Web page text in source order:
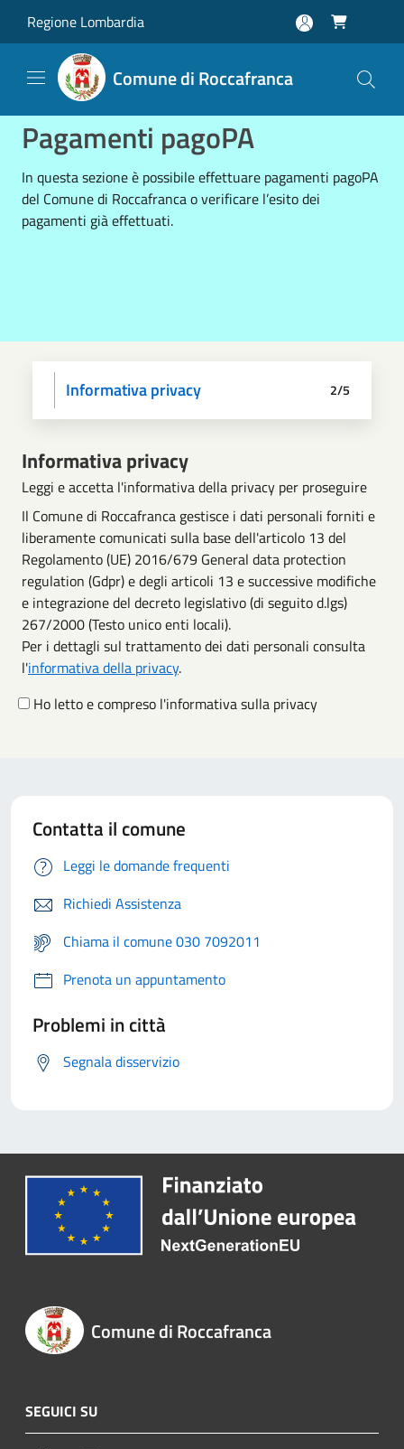
Regione Lombardia 
Comune di Roccafranca
Pagamenti pagoPA
In questa sezione è possibile effettuare pagamenti pagoPA
del Comune di Roccafranca o verificare l’esito dei
pagamenti già effettuati.
Scegli operazione
Informativa privacy
Dati anagrafici
Paga
Riepilogo 2/5
Informativa privacy
Leggi e accetta l'informativa della privacy per proseguire
Il Comune di Roccafranca gestisce i dati personali forniti e
liberamente comunicati sulla base dell'articolo 13 del
Regolamento (UE) 2016/679 General data protection
regulation (Gdpr) e degli articoli 13 e successive modifiche
e integrazione del decreto legislativo (di seguito d.lgs)
267/2000 (Testo unico enti locali).
Per i dettagli sul trattamento dei dati personali consulta
l'informativa della privacy.
Ho letto e compreso l'informativa sulla privacy
Contatta il comune
Leggi le domande frequenti
Richiedi Assistenza
Chiama il comune 030 7092011
Prenota un appuntamento
Problemi in città
Segnala disservizio
Comune di Roccafranca
SEGUICI SU